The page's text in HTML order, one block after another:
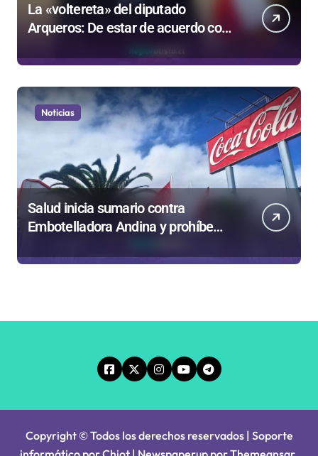
La «voltereta» del diputado
Arqueros: De estar de acuerdo con
privatizar Codelco a defender una
empresa 100% estatal
Noticias
Salud inicia sumario contra
Embotelladora Andina y prohíbe
laborales
Copyright © Todos los derechos reservados | Soporte